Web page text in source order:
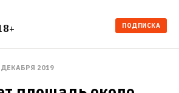
ПОДПИСКА
ДЕКАБРЯ 2019